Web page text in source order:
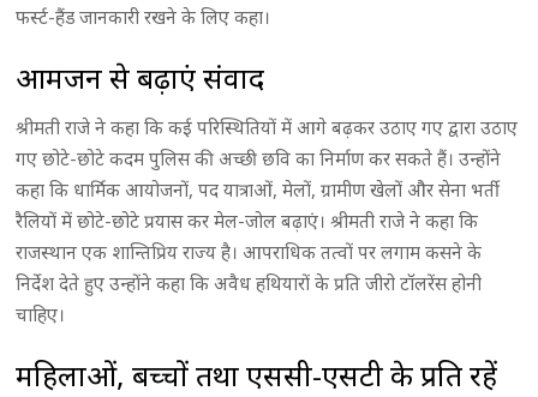
फर्स्ट-हैंड जानकारी रखने के लिए कहा।
आमजन से बढ़ाएं संवाद
श्रीमती राजे ने कहा कि कई परिस्थितियों में आगे बढ़कर उठाए गए द्वारा उठाए
गए छोटे-छोटे कदम पुलिस की अच्छी छवि का निर्माण कर सकते हैं। उन्होंने
कहा कि धार्मिक आयोजनों, पद यात्राओं, मेलों, ग्रामीण खेलों और सेना भर्ती
रैलियों में छोटे-छोटे प्रयास कर मेल-जोल बढ़ाएं। श्रीमती राजे ने कहा कि
राजस्थान एक शान्तिप्रिय राज्य है। आपराधिक तत्वों पर लगाम कसने के
निर्देश देते हुए उन्होंने कहा कि अवैध हथियारों के प्रति जीरो टॉलरेंस होनी
चाहिए।
महिलाओं, बच्चों तथा एससी-एसटी के प्रति रहें